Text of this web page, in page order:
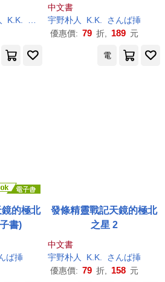
K.K.
中文書
宇野朴人 K.K.
さんば挿
優惠價: 79 折, 189 元
電
的極北
書)
ば挿
發條精靈戰記天鏡的極北
之星 2
中文書
宇野朴人 K.K.
さんば挿
優惠價: 79 折, 158 元